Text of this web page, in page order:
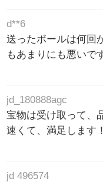
d**6
送ったボールは何回
もあまりにも悪いで
jd_180888agc
宝物は受け取って、
速くて、満足します！
jd 496574